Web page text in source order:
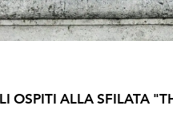
OSPITI ALLA SFILATA